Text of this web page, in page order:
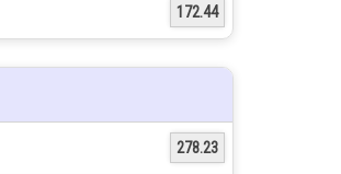
RUS
172.44
278.23